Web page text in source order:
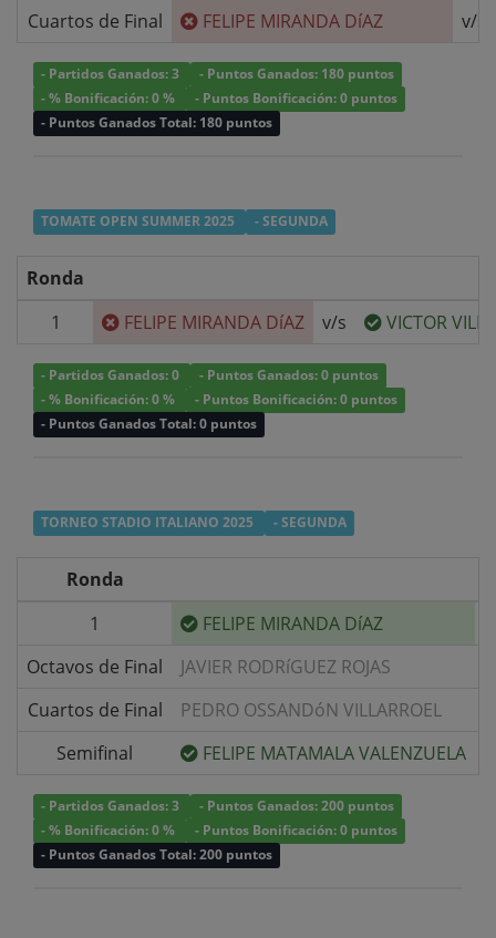
Cuartos de Final FELIPE MIRANDA DíAZ v/s
- Partidos Ganados: 3
- Puntos Ganados: 180 puntos
- % Bonificación: 0 %
- Puntos Bonificación: 0 puntos
- Puntos Ganados Total: 180 puntos
TOMATE OPEN SUMMER 2025 - SEGUNDA
Ronda
1
FELIPE MIRANDA DíAZ v/s VICTOR
- Partidos Ganados: 0
- Puntos Ganados: 0 puntos
- % Bonificación: 0 %
- Puntos Bonificación: 0 puntos
- Puntos Ganados Total: 0 puntos
TORNEO STADIO ITALIANO 2025 - SEGUNDA
Ronda
1
FELIPE MIRANDA DíAZ
Octavos de Final
JAVIER RODRíGUEZ ROJAS
Cuartos de Final
PEDRO OSSANDóN VILLARROEL
Semifinal
FELIPE MATAMALA VALENZUELA
- Partidos Ganados: 3
- Puntos Ganados: 200 puntos
- % Bonificación: 0 %
- Puntos Bonificación: 0 puntos
- Puntos Ganados Total: 200 puntos